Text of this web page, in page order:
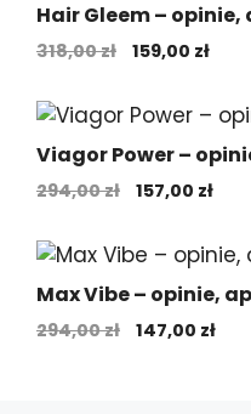
Hair Gleem –
318,00zł
Pierwotna
wynosiła:
318,00 zł.
159,00 zł
Viagor Power –
294,00zł
Pierwotna
wynosiła:
294,00 zł.
157,00 zł
Max Vibe – opinie,
294,00zł
Pierwotna
147,00 zł